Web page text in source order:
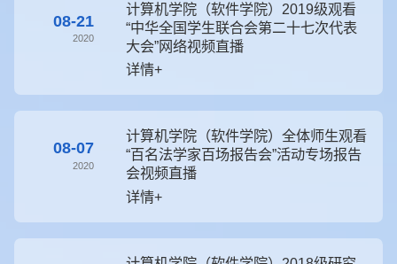
08-21
2020
计算机学院（软件学院）2019级观看
“中华全国学生联合会第二十七次代表
大会”网络视频直播
详情+
08-07
2020
计算机学院（软件学院）全体师生观看
“百名法学家百场报告会”活动专场报告
会视频直播
详情+